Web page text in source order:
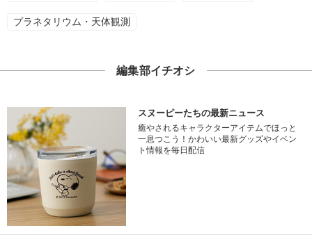
プラネタリウム・天体観測
編集部イチオシ
スヌーピーたちの最新ニュース
癒やされるキャラクターアイテムでほっと
一息つこう！かわいい最新グッズやイベン
ト情報を毎日配信